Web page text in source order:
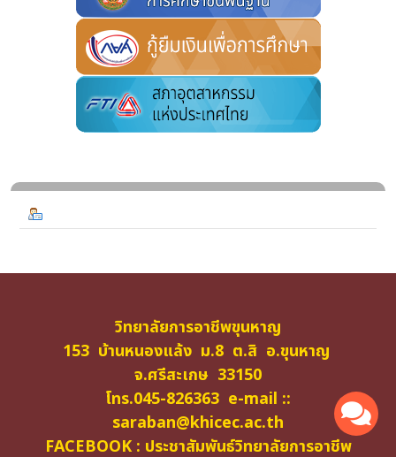
153 บ้านหนองแล้ง ม.8 ต.สิ อ.ขุนหาญ
จ.ศรีสะเกษ 33150
โทร.045-826363 e-mail ::
saraban@khicec.ac.th
FACEBOOK : ประชาสัมพันธ์วิทยาลัยการอาชีพ
ขุนหาญ